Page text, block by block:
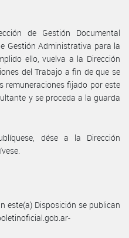
de Gestión Documental
Gestión Administrativa para la
ello, vuelva a la Dirección
del Trabajo a fin de que se
remuneraciones fijado por este
y se proceda a la guarda
dése a la Dirección
este(a) Disposición se publican